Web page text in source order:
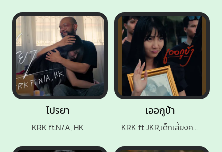
เออกูบ้า
KRK ft.JKR,เด็กเลี้ยงควาย
ไปรยา
KRK ft.N/A, HK